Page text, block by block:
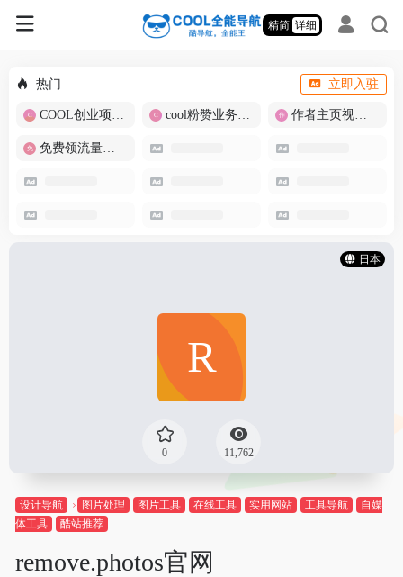
精简 详细
热门 立即入驻
COOL创业项目商城 cool粉赞业务商城【爆粉引流】 作者主页视频批量提取
免费领流量卡-包邮
日本
0 11,762
设计导航 图片处理 图片工具 在线工具 实用网站 工具导航
自媒
体工具
酷站推荐
remove.photos官网